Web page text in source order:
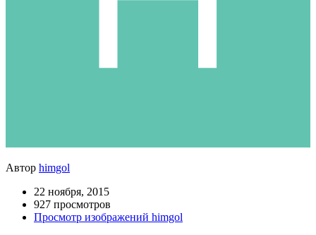
Автор himgol
22 ноября, 2015
927 просмотров
Просмотр изображений himgol